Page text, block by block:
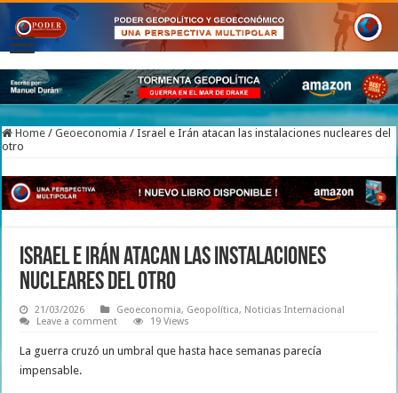
Home / Geoeconomia / Israel e Irán atacan las instalaciones nucleares del
otro
Israel e Irán atacan las instalaciones
nucleares del otro
21/03/2026 Geoeconomia, Geopolítica, Noticias Internacional
Leave a comment
19 Views
La guerra cruzó un umbral que hasta hace semanas parecía
impensable.